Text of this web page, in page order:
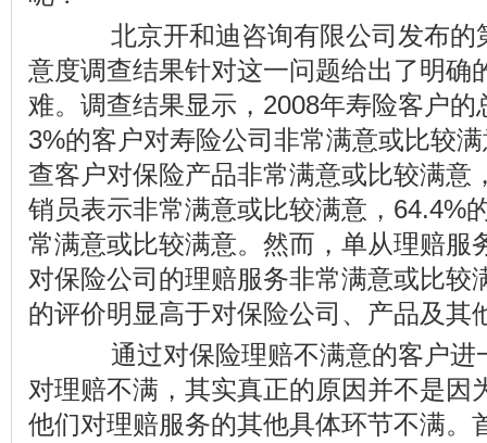
北京开和迪咨询有限公司发布的
意度调查结果针对这一问题给出了明确
难。调查结果显示，2008年寿险客户
3%的客户对寿险公司非常满意或比较
查客户对保险产品非常满意或比较满意
销员表示非常满意或比较满意，64.4%
常满意或比较满意。然而，单从理赔服
对保险公司的理赔服务非常满意或比较
的评价明显高于对保险公司、产品及其
通过对保险理赔不满意的客户进
对理赔不满，其实真正的原因并不是因
他们对理赔服务的其他具体环节不满。